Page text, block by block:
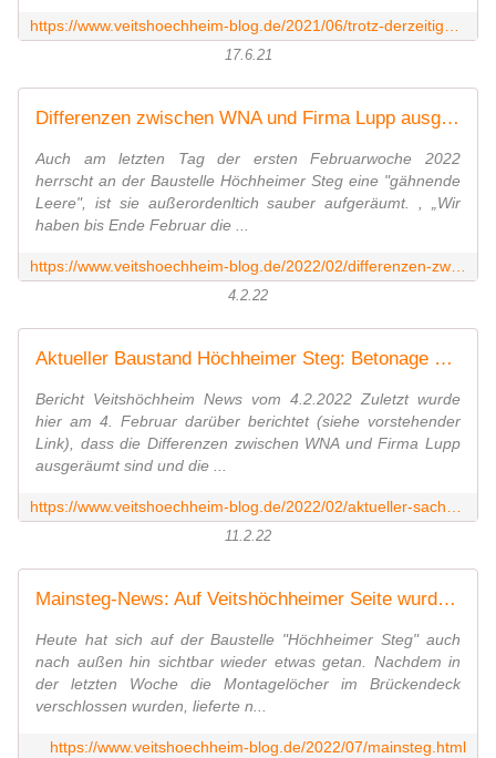
17.6.21
Differenzen zwischen WNA und Firma Lupp ausgeräumt - Bauarbeiten am Höchheimer Steg gehen weiter - Veitshöchheim News
Auch am letzten Tag der ersten Februarwoche 2022
herrscht an der Baustelle Höchheimer Steg eine "gähnende
Leere", ist sie außerordenltich sauber aufgeräumt. , „Wir
haben bis Ende Februar die ...
4.2.22
Aktueller Baustand Höchheimer Steg: Betonage der Fertigteilfugen verzögert sich - Ab nächster Woche beginnt Betonschalung für Rampen - Veitshöchheim News
Bericht Veitshöchheim News vom 4.2.2022 Zuletzt wurde
hier am 4. Februar darüber berichtet (siehe vorstehender
Link), dass die Differenzen zwischen WNA und Firma Lupp
ausgeräumt sind und die ...
11.2.22
Mainsteg-News: Auf Veitshöchheimer Seite wurde heute der Treppenturm angeliefert - Veitshöchheim News
Heute hat sich auf der Baustelle "Höchheimer Steg" auch
nach außen hin sichtbar wieder etwas getan. Nachdem in
der letzten Woche die Montagelöcher im Brückendeck
verschlossen wurden, lieferte n...
https://www.veitshoechheim-blog.de/2022/07/mainsteg.html